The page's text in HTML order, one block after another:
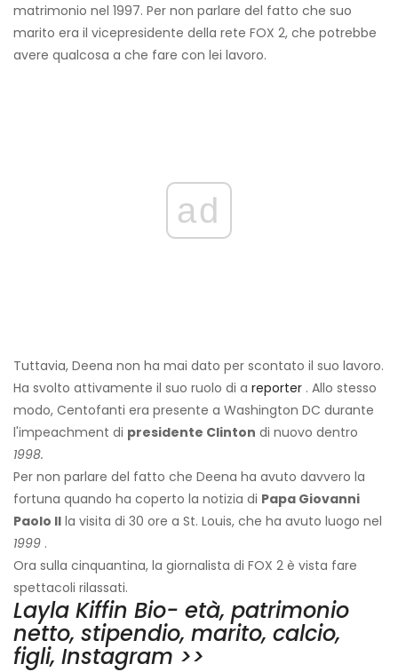
matrimonio nel 1997. Per non parlare del fatto che suo
marito era il vicepresidente della rete FOX 2, che potrebbe
avere qualcosa a che fare con lei lavoro.
ad
Tuttavia, Deena non ha mai dato per scontato il suo lavoro.
Ha svolto attivamente il suo ruolo di a reporter . Allo stesso
modo, Centofanti era presente a Washington DC durante
l'impeachment di presidente Clinton di nuovo dentro
1998.
Per non parlare del fatto che Deena ha avuto davvero la
fortuna quando ha coperto la notizia di Papa Giovanni
Paolo II la visita di 30 ore a St. Louis, che ha avuto luogo nel
1999 .
Ora sulla cinquantina, la giornalista di FOX 2 è vista fare
spettacoli rilassati.
Layla Kiffin Bio- età, patrimonio
netto, stipendio, marito, calcio,
figli, Instagram >>